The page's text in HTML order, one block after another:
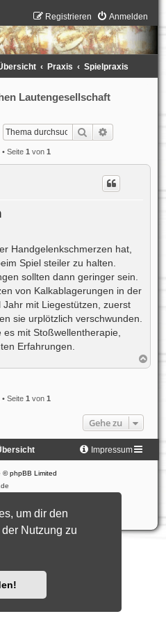
um dir den
Nutzung zu
Anmelden
Registrieren
Praxis Spielpraxis
Lautengesellschaft
Suche
Seite 1 von 1
Handgelenkschmerzen hat,
Spiel steiler zu halten.
sollten dann geringer sein.
von Kalkablagerungen in der
mit Liegestützen, zuerst
sie urplötzlich verschwunden.
es mit Stoßwellentherapie,
Erfahrungen.
a
Seite 1 von 1
Gehe zu
Impressum
© phpBB Limited